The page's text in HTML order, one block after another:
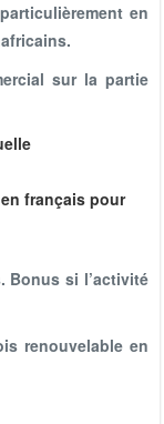
en
sur la partie
français pour
Bonus si l’activité
renouvelable en